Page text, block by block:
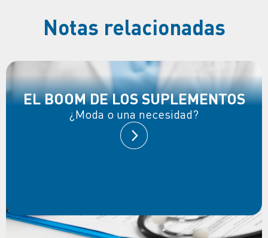
Notas relacionadas
EL BOOM DE LOS SUPLEMENTOS
¿Moda o una necesidad?